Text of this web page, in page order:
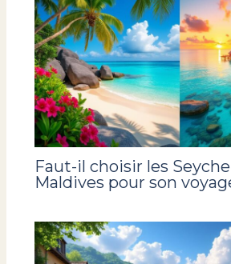
Faut-il choisir les
Maldives pour son